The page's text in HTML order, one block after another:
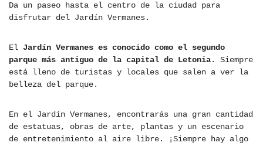
Da un paseo hasta el centro de la ciudad para
disfrutar del Jardín Vermanes.
El Jardín Vermanes es conocido como el segundo
parque más antiguo de la capital de Letonia. Siempre
está lleno de turistas y locales que salen a ver la
belleza del parque.
En el Jardín Vermanes, encontrarás una gran cantidad
de estatuas, obras de arte, plantas y un escenario
de entretenimiento al aire libre. ¡Siempre hay algo